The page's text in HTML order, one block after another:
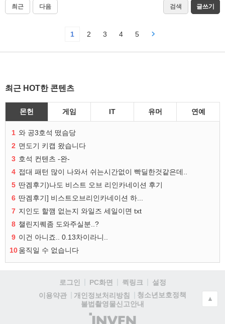
최근 다음 검색 글쓰기
1 2 3 4 5
최근 HOT한 콘텐츠
몬헌 게임 IT 유머 연예
1 와 공3호석 떴슴당
2 면도기 키캡 왔습니다
3 호석 컨텐츠 -완-
4 접대 패턴 많이 나와서 쉬는시간없이 빡딜한것같은데..
5 딴겜후기)나도 비스트 오브 리인카네이션 후기
6 딴겜후기] 비스트오브리인카네이션 하...
7 지인도 할깸 없는지 와일즈 세일이면 txt
8 챌린지퀘좀 도와주실분..?
9 이건 아니죠.. 0.13차이라니..
10움직일 수 없습니다
로그인 PC화면 퀵링크
설정
이용약관
개인정보처리방침
청소년보호정책
불법촬영물신고안내
(주)
▲